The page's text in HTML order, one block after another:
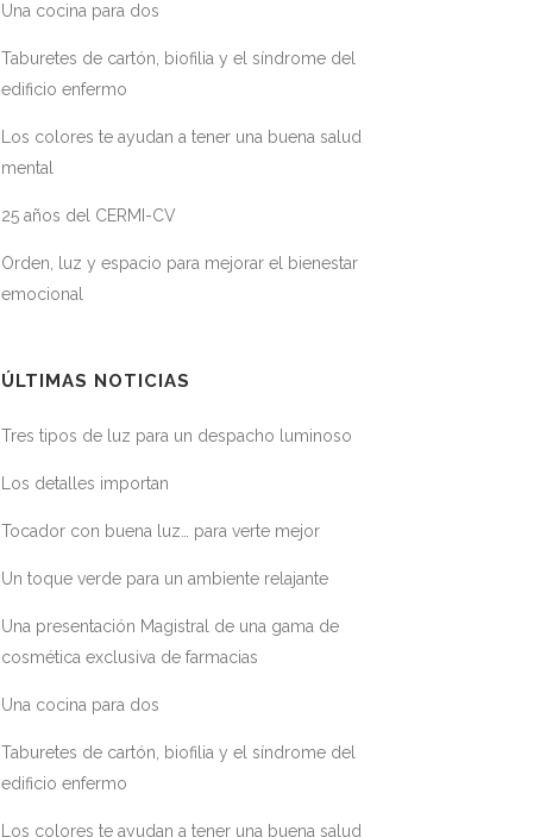
Una cocina para dos
Taburetes de cartón, biofilia y el síndrome del
edificio enfermo
Los colores te ayudan a tener una buena salud
mental
25 años del CERMI-CV
Orden, luz y espacio para mejorar el bienestar
emocional
ÚLTIMAS NOTICIAS
Tres tipos de luz para un despacho luminoso
Los detalles importan
Tocador con buena luz… para verte mejor
Un toque verde para un ambiente relajante
Una presentación Magistral de una gama de
cosmética exclusiva de farmacias
Una cocina para dos
Taburetes de cartón, biofilia y el síndrome del
edificio enfermo
Los colores te ayudan a tener una buena salud